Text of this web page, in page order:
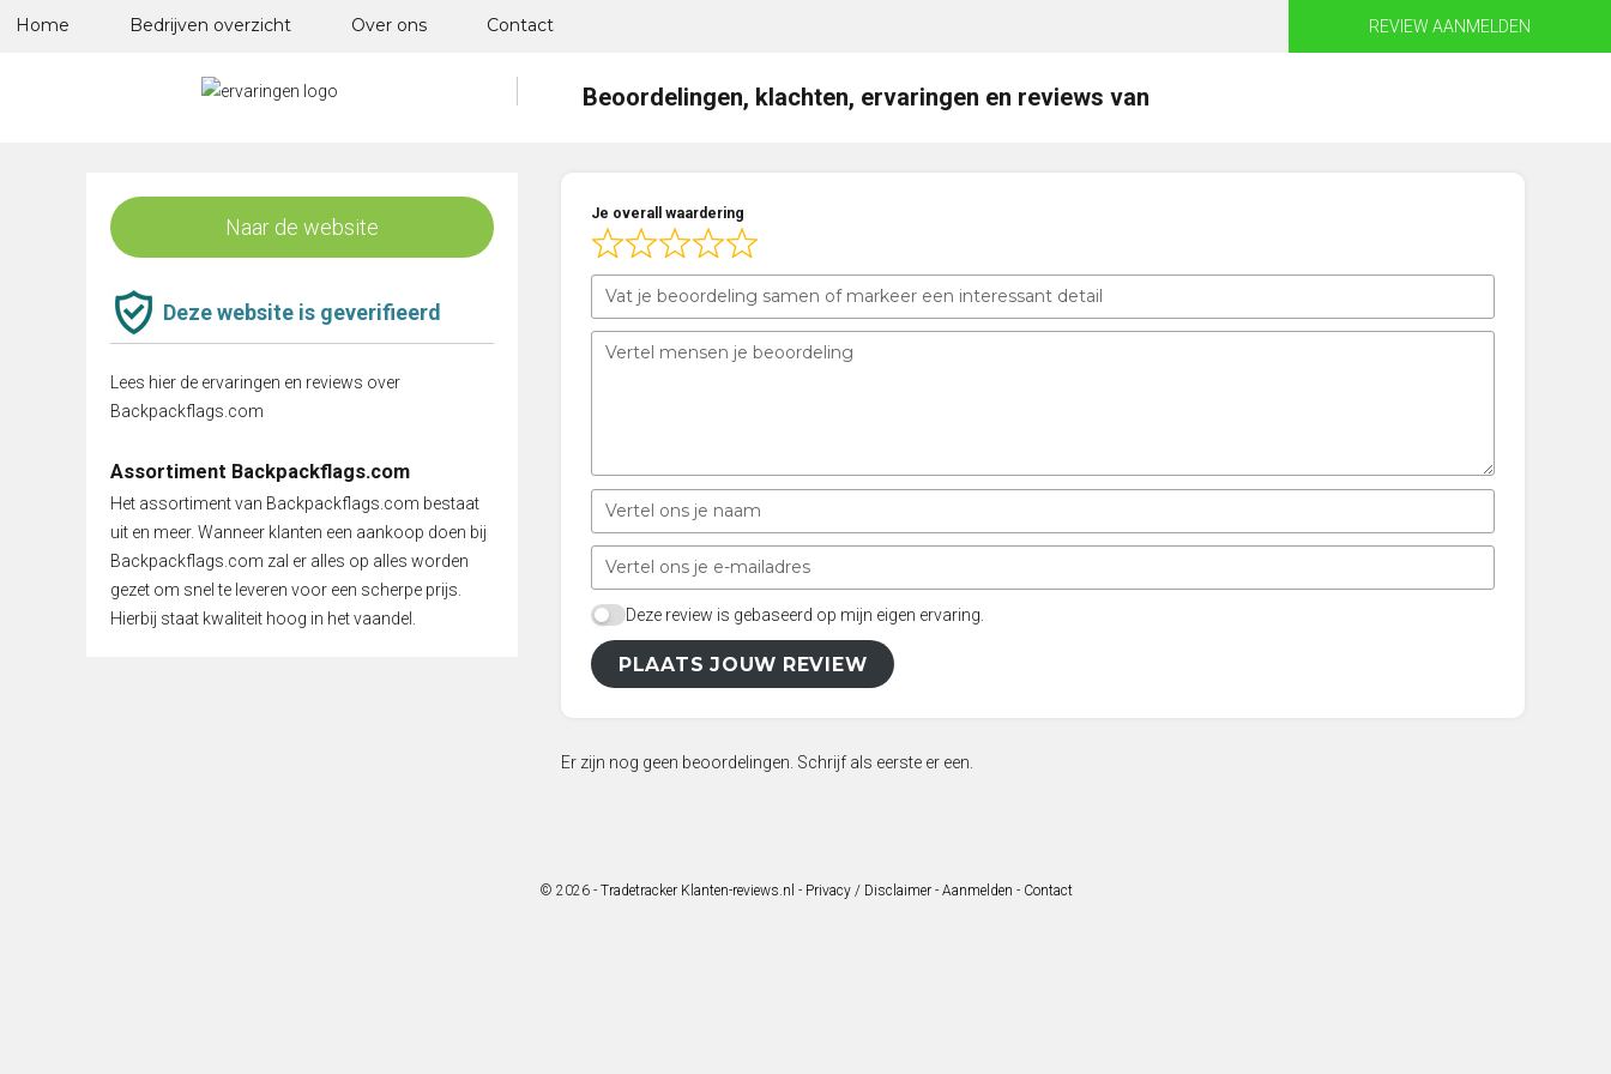
Home Bedrijven overzicht Over ons Contact REVIEW AANMELDEN
Beoordelingen, klachten, ervaringen en reviews van
Naar de website
Deze website is geverifieerd
Lees hier de ervaringen en reviews over
Backpackflags.com
Assortiment Backpackflags.com
Het assortiment van Backpackflags.com bestaat
uit en meer. Wanneer klanten een aankoop doen bij
Backpackflags.com zal er alles op alles worden
gezet om snel te leveren voor een scherpe prijs.
Hierbij staat kwaliteit hoog in het vaandel.
Je overall waardering
Deze review is gebaseerd op mijn eigen ervaring.
PLAATS JOUW REVIEW
Er zijn nog geen beoordelingen. Schrijf als eerste er een.
© 2026 - Tradetracker Klanten-reviews.nl - Privacy / Disclaimer- Aanmelden - Contact